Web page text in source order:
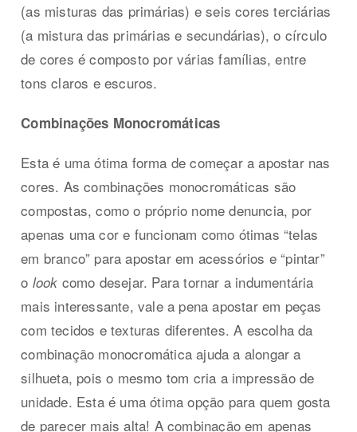
(as misturas das primárias) e seis cores terciárias
(a mistura das primárias e secundárias), o círculo
de cores é composto por várias famílias, entre
tons claros e escuros.
Combinações Monocromáticas
Esta é uma ótima forma de começar a apostar nas
cores. As combinações monocromáticas são
compostas, como o próprio nome denuncia, por
apenas uma cor e funcionam como ótimas “telas
em branco” para apostar em acessórios e “pintar”
o look como desejar. Para tornar a indumentária
mais interessante, vale a pena apostar em peças
com tecidos e texturas diferentes. A escolha da
combinação monocromática ajuda a alongar a
silhueta, pois o mesmo tom cria a impressão de
unidade. Esta é uma ótima opção para quem gosta
de parecer mais alta! A combinação em apenas